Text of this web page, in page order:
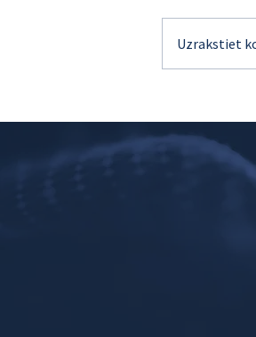
Uzrakstiet